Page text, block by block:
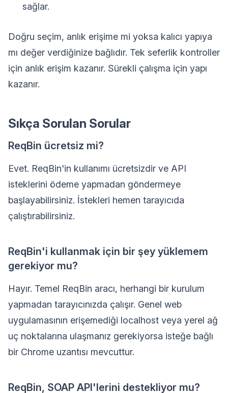
sağlar.
Doğru seçim, anlık erişime mi yoksa kalıcı yapıya
mı değer verdiğinize bağlıdır. Tek seferlik kontroller
için anlık erişim kazanır. Sürekli çalışma için yapı
kazanır.
Sıkça Sorulan Sorular
ReqBin ücretsiz mi?
Evet. ReqBin'in kullanımı ücretsizdir ve API
isteklerini ödeme yapmadan göndermeye
başlayabilirsiniz. İstekleri hemen tarayıcıda
çalıştırabilirsiniz.
ReqBin'i kullanmak için bir şey yüklemem
gerekiyor mu?
Hayır. Temel ReqBin aracı, herhangi bir kurulum
yapmadan tarayıcınızda çalışır. Genel web
uygulamasının erişemediği localhost veya yerel ağ
uç noktalarına ulaşmanız gerekiyorsa isteğe bağlı
bir Chrome uzantısı mevcuttur.
ReqBin, SOAP API'lerini destekliyor mu?